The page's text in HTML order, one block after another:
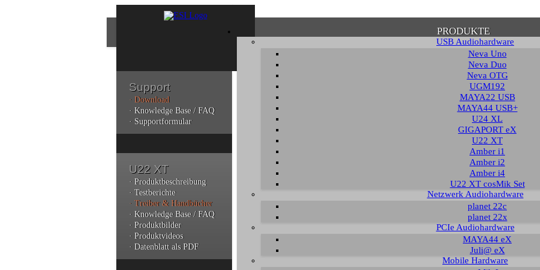
PRODUKTE
USB Audiohardware
Neva Uno
Neva Duo
Neva OTG
UGM192
MAYA22 USB
MAYA44 USB+
U24 XL
GIGAPORT eX
U22 XT
Amber i1
Amber i2
Amber i4
U22 XT cosMik Set
Netzwerk Audiohardware
planet 22c
planet 22x
PCIe Audiohardware
MAYA44 eX
Juli@ eX
Mobile Hardware
Support
· Download
· Knowledge Base / FAQ
· Supportformular
U22 XT
· Produktbeschreibung
· Testberichte
· Treiber & Handbücher
· Knowledge Base / FAQ
· Produktbilder
· Produktvideos
· Datenblatt als PDF
Bestätigung zum Datenschutz
Bitte beachten Sie, dass einige Funktionen dieser Webseite voraussetzen, dass Sie
deren Inhalt zustimmen. Solange dies nicht erfolgt, wird dieser Hinweis
Sie auch mit der Verwendung von Cookies einverstanden. Auch unabhängig von
durch die weitere Nutzung dieser Webseite, dass nicht personalisierte
anonymisierter Form gespeichert und weiter verarbeitet werden können.
HINWEIS